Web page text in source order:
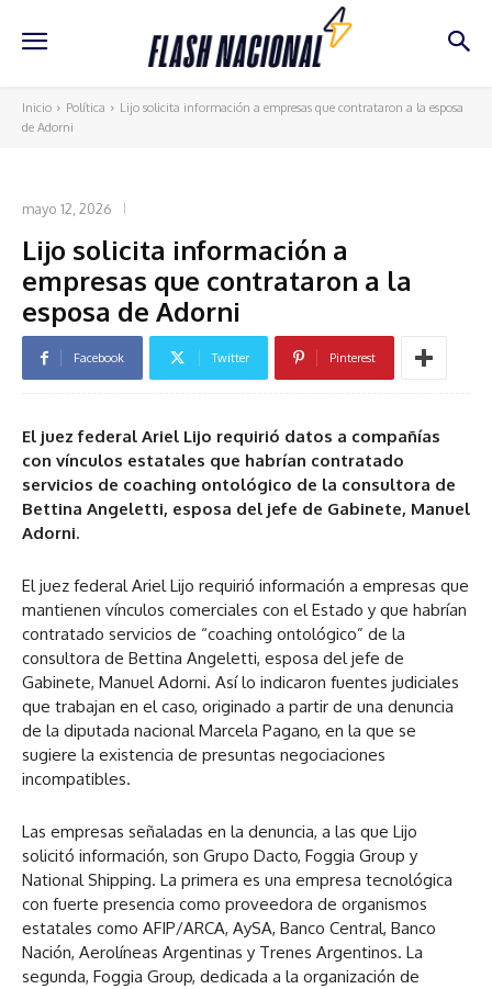
Inicio Política
Lijo solicita información a empresas que contrataron a la esposa
de Adorni
mayo 12, 2026
Lijo solicita información a
empresas que contrataron a la
esposa de Adorni
Facebook Twitter Pinterest
El juez federal Ariel Lijo requirió datos a compañías
con vínculos estatales que habrían contratado
servicios de coaching ontológico de la consultora de
Bettina Angeletti, esposa del jefe de Gabinete, Manuel
Adorni.
El juez federal Ariel Lijo requirió información a empresas que
mantienen vínculos comerciales con el Estado y que habrían
contratado servicios de “coaching ontológico” de la
consultora de Bettina Angeletti, esposa del jefe de
Gabinete, Manuel Adorni. Así lo indicaron fuentes judiciales
que trabajan en el caso, originado a partir de una denuncia
de la diputada nacional Marcela Pagano, en la que se
sugiere la existencia de presuntas negociaciones
incompatibles.
Las empresas señaladas en la denuncia, a las que Lijo
solicitó información, son Grupo Dacto, Foggia Group y
National Shipping. La primera es una empresa tecnológica
con fuerte presencia como proveedora de organismos
estatales como AFIP/ARCA, AySA, Banco Central, Banco
Nación, Aerolíneas Argentinas y Trenes Argentinos. La
segunda, Foggia Group, dedicada a la organización de